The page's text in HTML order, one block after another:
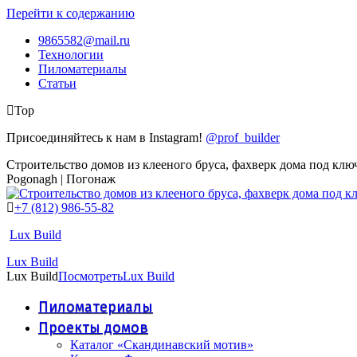
Перейти к содержанию
9865582@mail.ru
Технологии
Пиломатериалы
Статьи
Top
Присоединяйтесь к нам в Instagram! @prof_builder
Строительство домов из клееного бруса, фахверк дома под
Pogonagh | Погонаж
+7 (812) 986-55-82
Lux Build
Lux Build
Lux BuildПосмотретьLux Build
Пиломатериалы
Проекты домов
Каталог «Скандинавский мотив»